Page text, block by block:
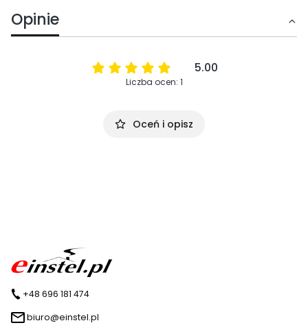
Opinie
5.00
Liczba ocen: 1
Oceń i opisz
+48 696 181 474
biuro@einstel.pl